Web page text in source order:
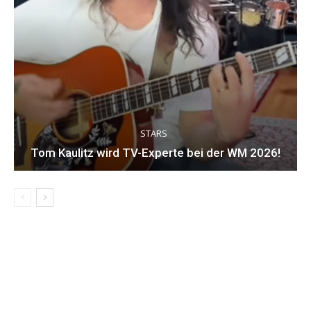
STARS
Tom Kaulitz wird TV-Experte bei der WM 2026!